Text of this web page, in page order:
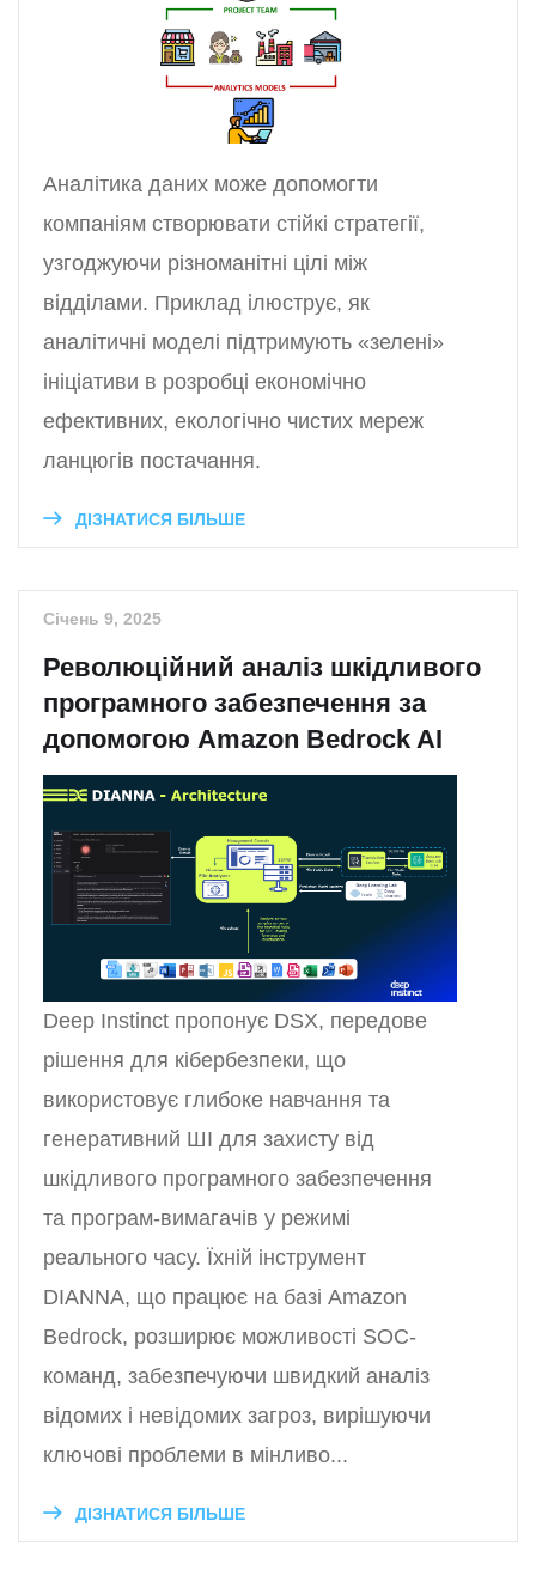
Аналітика даних може допомогти
компаніям створювати стійкі стратегії,
узгоджуючи різноманітні цілі між
відділами. Приклад ілюструє, як
аналітичні моделі підтримують «зелені»
ініціативи в розробці економічно
ефективних, екологічно чистих мереж
ланцюгів постачання.
ДІЗНАТИСЯ БІЛЬШЕ
Січень 9, 2025
Революційний аналіз шкідливого
програмного забезпечення за
допомогою Amazon Bedrock AI
Deep Instinct пропонує DSX, передове
рішення для кібербезпеки, що
використовує глибоке навчання та
генеративний ШІ для захисту від
шкідливого програмного забезпечення
та програм-вимагачів у режимі
реального часу. Їхній інструмент
DIANNA, що працює на базі Amazon
Bedrock, розширює можливості SOC-
команд, забезпечуючи швидкий аналіз
відомих і невідомих загроз, вирішуючи
ключові проблеми в мінливо...
ДІЗНАТИСЯ БІЛЬШЕ